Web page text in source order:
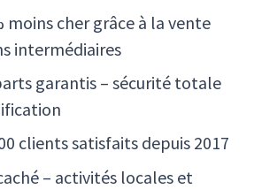
moins cher grâce à la vente
intermédiaires
garantis – sécurité totale
clients satisfaits depuis 2017
– activités locales et